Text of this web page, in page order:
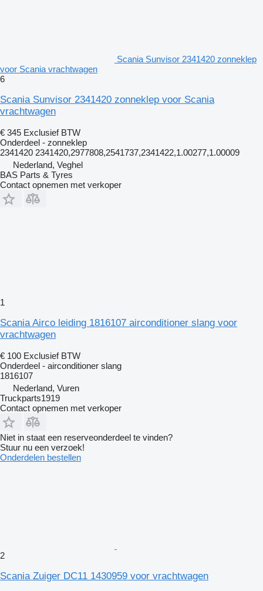
Scania Sunvisor 2341420 zonneklep
voor Scania vrachtwagen
6
Scania Sunvisor 2341420 zonneklep voor Scania
vrachtwagen
€ 345 Exclusief BTW
Onderdeel - zonneklep
2341420 2341420,2977808,2541737,2341422,1.00277,1.00009
Nederland, Veghel
BAS Parts & Tyres
Contact opnemen met verkoper
1
Scania Airco leiding 1816107 airconditioner slang voor
vrachtwagen
€ 100 Exclusief BTW
Onderdeel - airconditioner slang
1816107
Nederland, Vuren
Truckparts1919
Contact opnemen met verkoper
Niet in staat een reserveonderdeel te vinden?
Stuur nu een verzoek!
Onderdelen bestellen
2
Scania Zuiger DC11 1430959 voor vrachtwagen